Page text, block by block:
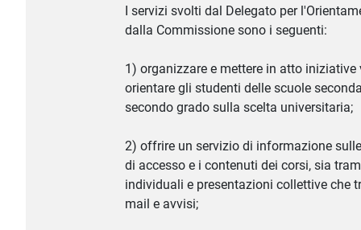
I servizi svolti dal Delegato per
dalla Commissione sono i seguenti:
1) organizzare e mettere in atto iniziative
orientare gli studenti delle scuole
secondo grado sulla scelta universitaria;
2) offrire un servizio di informazione
di accesso e i contenuti dei corsi, sia
individuali e presentazioni collettive che
mail e avvisi;